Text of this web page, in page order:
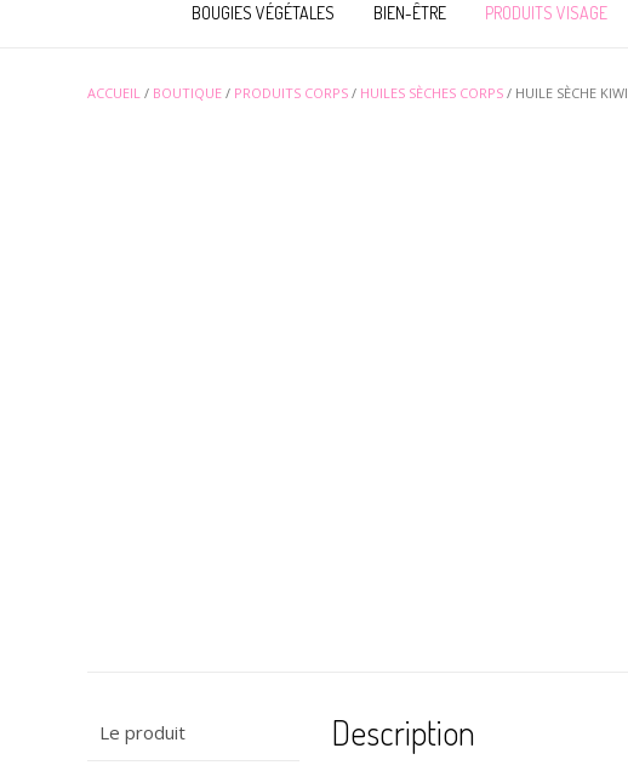
BOUGIES VÉGÉTALES BIEN-ÊTRE PRODUITS VISAGE
ACCUEIL / BOUTIQUE / PRODUITS CORPS / HUILES SÈCHES CORPS / HUILE SÈCHE KIWI
Le produit Description